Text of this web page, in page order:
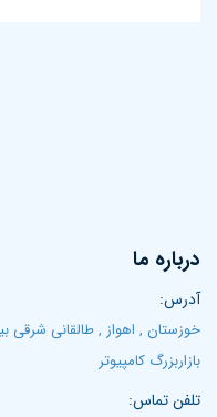
درباره ما
آدرس:
خوزستان , اهواز , طالقانی
بازاربزرگ کامپیوتر
تلفن تماس: